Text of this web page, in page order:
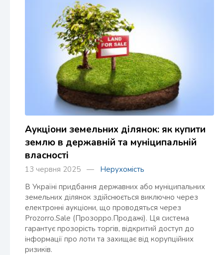
Аукціони земельних ділянок: як купити
землю в державній та муніципальній
власності
13 червня 2025 — Нерухомість
В Україні придбання державних або муніципальних
земельних ділянок здійснюється виключно через
електронні аукціони, що проводяться через
Prozorro.Sale (Прозорро.Продажі). Ця система
гарантує прозорість торгів, відкритий доступ до
інформації про лоти та захищає від корупційних
ризиків.